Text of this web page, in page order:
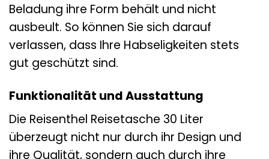
Beladung ihre Form behält und nicht
ausbeult. So können Sie sich darauf
verlassen, dass Ihre Habseligkeiten stets
gut geschützt sind.
Funktionalität und Ausstattung
Die Reisenthel Reisetasche 30 Liter
überzeugt nicht nur durch ihr Design und
ihre Qualität, sondern auch durch ihre